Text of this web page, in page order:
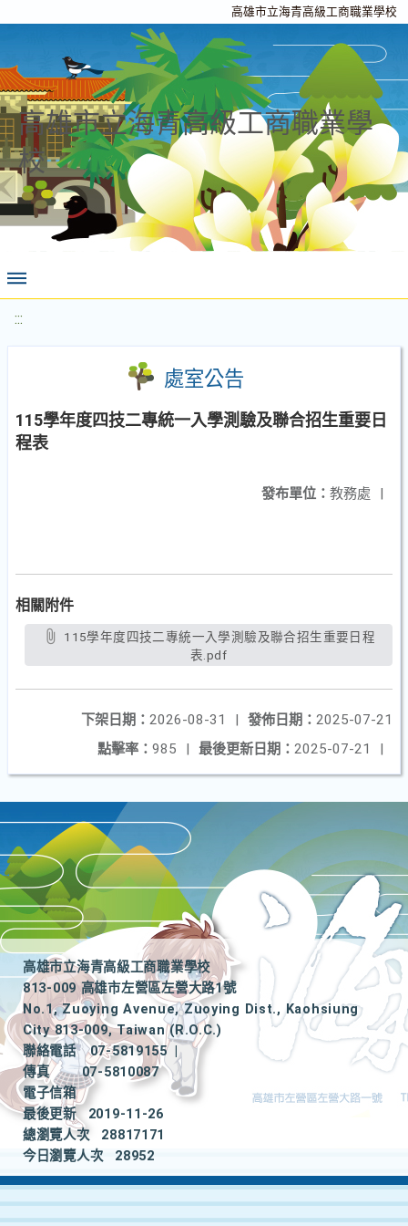
高雄市立海青高級工商職業學校
高雄市立海青高級工商職業學
校
:::
處室公告
115學年度四技二專統一入學測驗及聯合招生重要日
程表
發布單位： 教務處 |
相關附件
表.pdf
發佈日期： 2025-07-21
下架日期： 2026-08-31
|
最後更新日期： 2025-07-21 |
點擊率： 985 |
高雄市立海青高級工商職業學校
813-009 高雄市左營區左營大路1號
No.1, Zuoying Avenue, Zuoying Dist., Kaohsiung
City 813-009, Taiwan (R.O.C.)
聯絡電話
07-5819155
|
傳真
07-5810087
電子信箱
最後更新
2019-11-26
總瀏覽人次
28817171
今日瀏覽人次
28952